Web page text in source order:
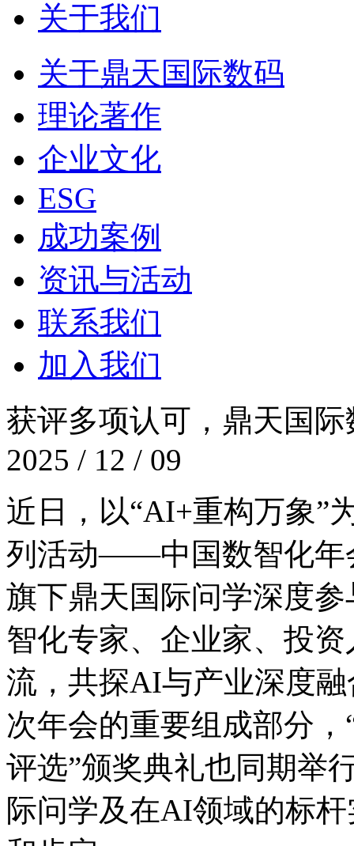
关于我们
关于鼎天国际数码
理论著作
企业文化
ESG
成功案例
资讯与活动
联系我们
加入我们
获评多项认可，鼎天
2025 / 12 / 09
近日，以“AI+重构万象”
列活动——中国数智化年会
旗下鼎天国际问学深度参
智化专家、企业家、
流，共探AI与产业深度
次年会的重要组成部分
评选”颁奖典礼也同期举行
际问学及在AI领域的标杆